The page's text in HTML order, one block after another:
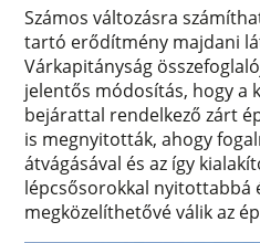
Számos változásra
tartó erődítmény majdani
Várkapitányság
jelentős módosítás, hogy a
bejárattal rendelkező zárt
is megnyitották, ahogy
átvágásával és az így
lépcsősorokkal nyitottabbá
megközelíthetővé válik az